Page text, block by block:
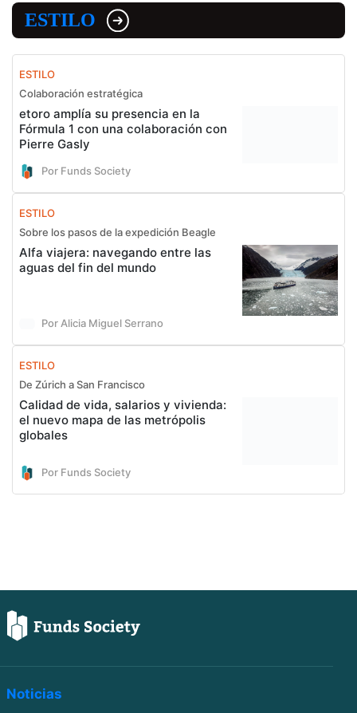
ESTILO
ESTILO
Colaboración estratégica
etoro amplía su presencia en la
Fórmula 1 con una colaboración con
Pierre Gasly
Por Funds Society
ESTILO
Sobre los pasos de la expedición Beagle
Alfa viajera: navegando entre las
aguas del fin del mundo
Por Alicia Miguel Serrano
ESTILO
De Zúrich a San Francisco
Calidad de vida, salarios y vivienda:
el nuevo mapa de las metrópolis
globales
Por Funds Society
Noticias